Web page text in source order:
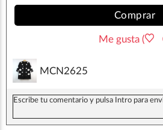
Comprar
Me gusta (
MCN2625